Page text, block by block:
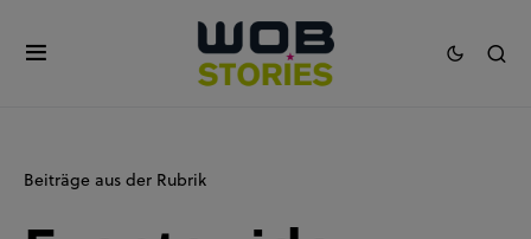
Beiträge aus der Rubrik